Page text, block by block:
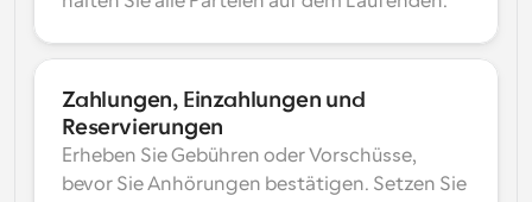
Zahlungen, Einzahlungen und
Reservierungen
Erheben Sie Gebühren oder Vorschüsse,
bevor Sie Anhörungen bestätigen. Setzen Sie